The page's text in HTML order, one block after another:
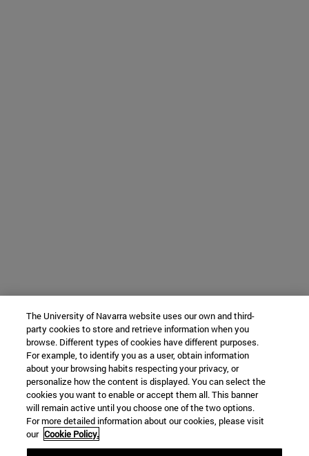
The University of Navarra website uses our own and third-
party cookies to store and retrieve information when you
browse. Different types of cookies have different purposes.
For example, to identify you as a user, obtain information
about your browsing habits respecting your privacy, or
personalize how the content is displayed. You can select the
cookies you want to enable or accept them all. This banner
will remain active until you choose one of the two options.
For more detailed information about our cookies, please visit
our Cookie Policy.